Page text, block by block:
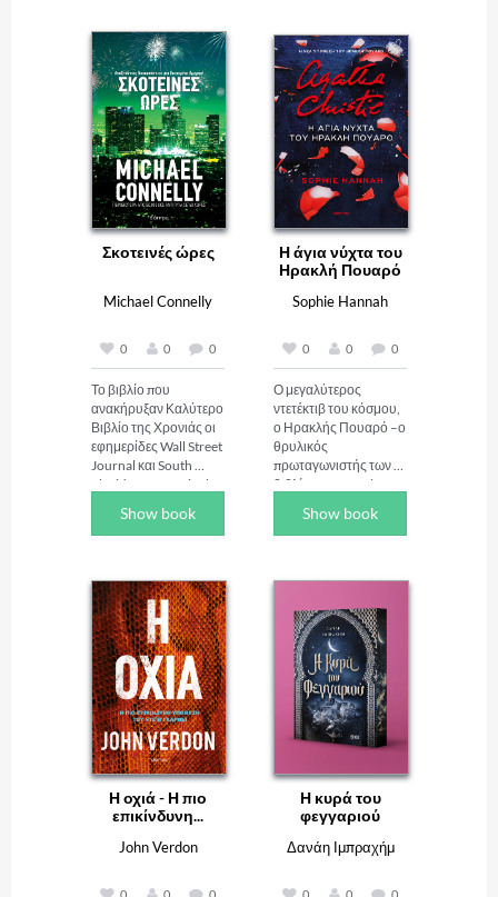
Σκοτεινές ώρες
Michael Connelly
0 0 0
Το βιβλίο που
ανακήρυξαν Καλύτερο
Βιβλίο της Χρονιάς οι
εφημερίδες Wall Street
Journal και South
Florida Sun-Sentinel
Αστυνομίας του Λος
Άντζελες Ρενέ
ενώσει τις δυνάμεις
της με τον Χάρι Μπος
για να αποδώσει
δικαιοσύνη σε μια
πόλη σημαδεμένη από
τον φόβο και την
κοινωνική αναταραχή
που προκαλεί με το
χτύπημά του ένας
μεθοδικός δολοφόνος
το βράδυ της
παραμονής της
Πρωτοχρονιάς.
Επικρατεί χάος στο
Χόλιγουντ καθώς
Show book
Η άγια νύχτα του
Ηρακλή Πουαρό
Sophie Hannah
0 0 0
Ο μεγαλύτερος
ντετέκτιβ του κόσμου,
ο Ηρακλής Πουαρό –ο
θρυλικός
πρωταγωνιστής των
βιβλίων της Agatha
Οριάν Εξπρές,
Έγκλημα στον Νείλο
Βενετία–, βάζει τα
του να δουλέψουν για
να λύσουν ένα
μπερδεμένο
χριστουγεννιάτικο
μυστήριο.
ΜΠΟΡΕΙ Ο ΗΡΑΚΛΗΣ
ΠΟΥΑΡΟ ΝΑ ΛΥΣΕΙ
ΔΟΛΟΦΟΝΙΑΣ ΜΟΛΙΣ
ΛΙΓΕΣ ΜΕΡΕΣ ΠΡΙΝ
ΤΑ ΧΡΙΣΤΟΥΓΕΝΝΑ;
Show book
Η οχιά - Η πιο
επικίνδυνη...
John Verdon
Η κυρά του
φεγγαριού
Δανάη Ιμπραχήμ